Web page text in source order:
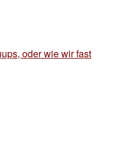
oder wie wir fast